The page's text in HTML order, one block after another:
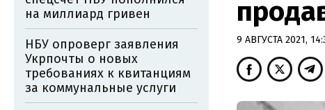
9 АВГУСТА 2021,
на миллиард гривен
НБУ опроверг заявления
Укрпочты о новых
требованиях к квитанциям
за коммунальные услуги